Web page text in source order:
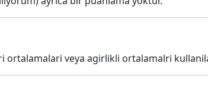
veya agirlikli ortalamalri